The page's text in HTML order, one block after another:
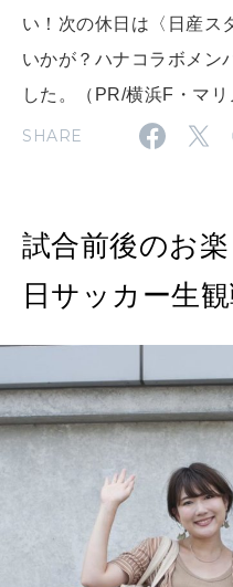
2026年8月号
2026年6月号「大銀座 トレ
2026年5月号「“大
2026年4月号「未来
2026年3月号「
2026年2月号「良
2026年1月号
2025年12月号
い！次の休日は〈日産ス
いかが？ハナコラボメン
した。（PR/横浜F・マリ
SHARE
試合前後のお
日サッカー生観